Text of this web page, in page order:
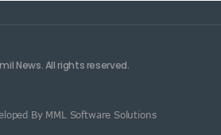
News. All rights reserved.
By MML Software Solutions